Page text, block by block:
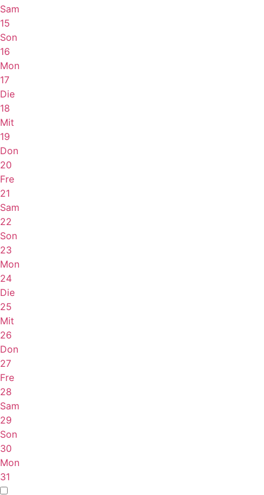
Sam
15
Son
16
Mon
17
Die
18
Mit
19
Don
20
Fre
21
Sam
22
Son
23
Mon
24
Die
25
Mit
26
Don
27
Fre
28
Sam
29
Son
30
Mon
31